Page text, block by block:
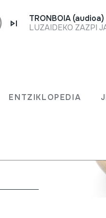
ENTZIKLOPEDIA
TRONBOIA (audioa)
LUZAIDEKO ZAZPI